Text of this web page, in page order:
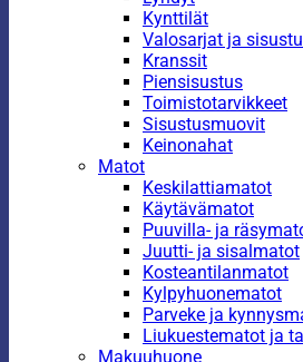
Kynttilät
Valosarjat ja
Kranssit
Piensisustus
Toimistotarvikkeet
Sisustusmuovit
Keinonahat
Matot
Keskilattiamatot
Käytävämatot
Puuvilla- ja
Juutti- ja sisalmatot
Kosteantilanmatot
Kylpyhuonematot
Parveke ja
Liukuestematot ja
Makuuhuone